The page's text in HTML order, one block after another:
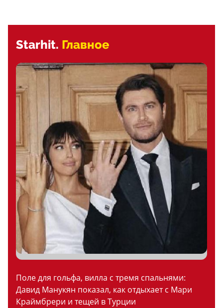
Starhit. Главное
Поле для гольфа, вилла с тремя спальнями:
Давид Манукян показал, как отдыхает с Мари
Краймбрери и тещей в Турции